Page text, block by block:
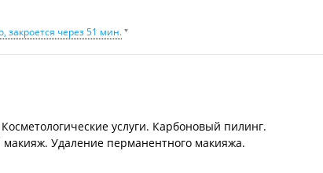
закроется через 51 мин.
услуги. Карбоновый пилинг.
Удаление перманентного макияжа.